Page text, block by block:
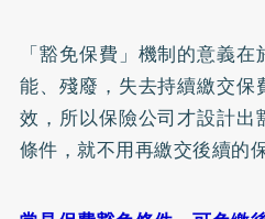
「豁免保費」機制的意義
能、殘廢，失去持續繳交
效，所以保險公司才設計
條件，就不用再繳交後續的